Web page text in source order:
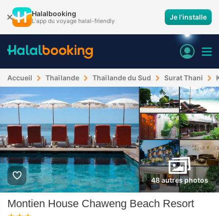
Halalbooking
L'app du voyage halal-friendly Je l'installe
Accueil Thaïlande Thaïlande du Sud Surat Thani
48 autres photos
Montien House Chaweng Beach Resort